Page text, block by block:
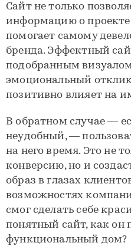
Сайт не только
информацию о проекте
помогает самому
бренда. Эффектный
подобранным
эмоциональный отклик
позитивно влияет на
В обратном случае —
неудобный, —
на него время. Это не
конверсию, но и
образ в глазах
возможностях
смог сделать себе
понятный сайт, как он
функциональный дом?